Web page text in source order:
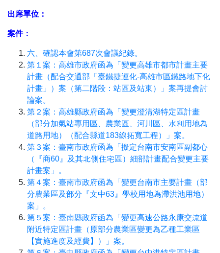
出席單位：
案件：
六、確認本會第687次會議紀錄。
第１案：高雄市政府函為「變更高雄市都市計畫主要
計畫（配合交通部「臺鐵捷運化-高雄市區鐵路地下化
計畫」）案（第二階段：站區及站東）」案再提會討
論案。
第２案：高雄縣政府函為「變更澄清湖特定區計畫
（部分加氣站專用區、農業區、河川區、水利用地為
道路用地）（配合縣道183線拓寬工程）」案。
第３案：臺南市政府函為「擬定台南市安南區副都心
（『商60』及其北側住宅區）細部計畫配合變更主要
計畫案」。
第４案：臺南市政府函為「變更台南市主要計畫（部
分農業區及部分『文中63』學校用地為滯洪池用地）
案」。
第５案：臺南縣政府函為「變更高速公路永康交流道
附近特定區計畫（原部分農業區變更為乙種工業區
【實施進度及經費】）」案。